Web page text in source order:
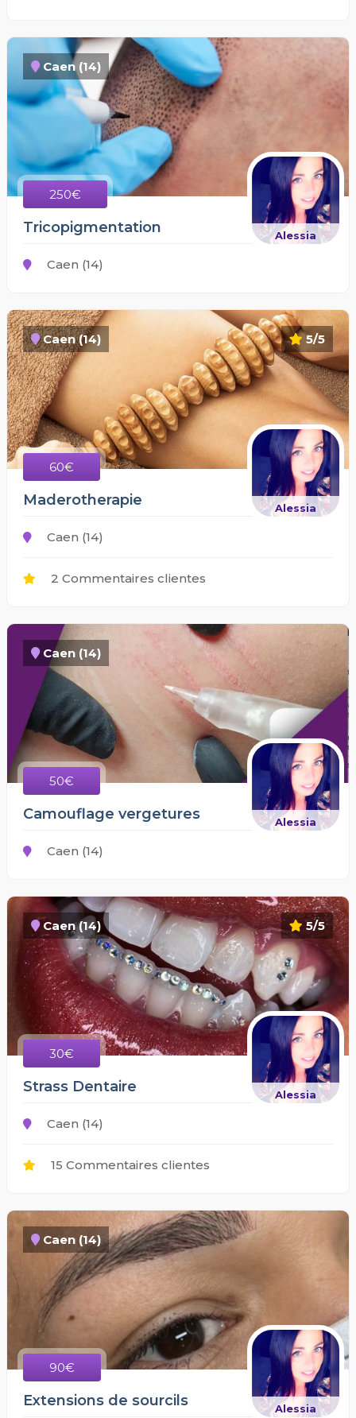
Caen (14)
250€
Alessia
Tricopigmentation
Caen (14)
5/5
Caen (14)
60€
Alessia
Maderotherapie
Caen (14)
2 Commentaires clientes
Caen (14)
50€
Alessia
Camouflage vergetures
Caen (14)
5/5
Caen (14)
30€
Alessia
Strass Dentaire
Caen (14)
15 Commentaires clientes
Caen (14)
90€
Alessia
Extensions de sourcils